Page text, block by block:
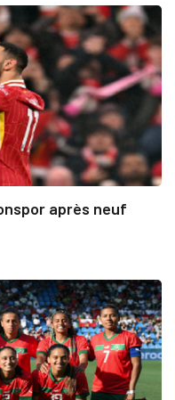
après neuf